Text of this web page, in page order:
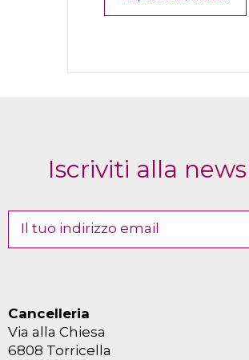
Iscriviti alla
Cancelleria
Via alla Chiesa
6808 Torricella